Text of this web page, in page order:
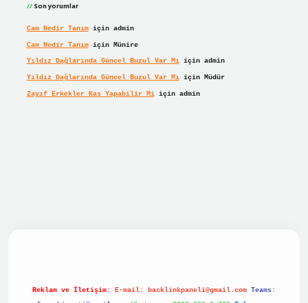
Son yorumlar
Cam Nedir Tanımiçin admin
Cam Nedir Tanımiçin Münire
Yıldız Dağlarında Güncel Buzul Var Mıiçin admin
Yıldız Dağlarında Güncel Buzul Var Mıiçin Müdür
Zayıf Erkekler Kas Yapabilir Miiçin admin
Reklam ve İletişim: E-mail: backlinkpaneli@gmail.com Teams: